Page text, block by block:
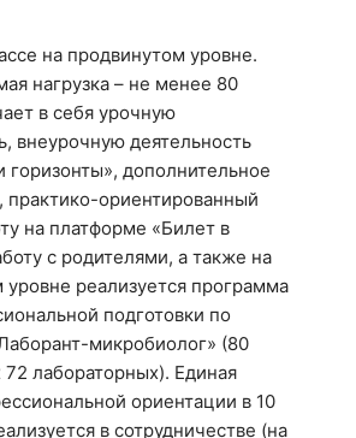
на продвинутом уровне.
нагрузка – не менее 80
в себя урочную
внеурочную деятельность
горизонты», дополнительное
практико-ориентированный
на платформе «Билет в
с родителями, а также на
уровне реализуется программа
подготовки по
микробиолог» (80
72 лабораторных). Единая
ориентации в 10
в сотрудничестве (на